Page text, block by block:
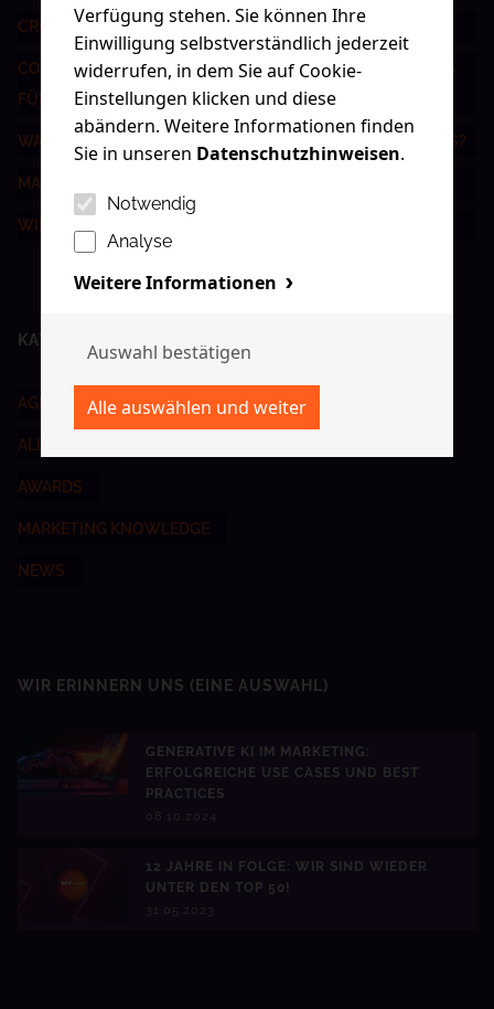
CROSSMEDIALE KOMMUNIKATION ALS ERFOLGSFAKTOR
CONTENT-STRATEGIE LEICHT GEMACHT: DIE BESTEN TIPPS
FÜR NACHHALTIGEN ERFOLG
WAS IST DIGITAL ADVERTISING UND WIE FUNKTIONIERT ES?
MARKE VS BRANDING - WAS IST DER UNTERSCHIED?
WIR SIND IM WIRTSCHAFTSFORUM!
KATEGORIEN
AGENTUR
ALLGEMEIN
AWARDS
MARKETING KNOWLEDGE
NEWS
WIR ERINNERN UNS (EINE AUSWAHL)
GENERATIVE KI IM MARKETING:
ERFOLGREICHE USE CASES UND BEST
PRACTICES
08.10.2024
12 JAHRE IN FOLGE: WIR SIND WIEDER
UNTER DEN TOP 50!
31.05.2023
Verfügung stehen. Sie können Ihre
Einwilligung selbstverständlich jederzeit
widerrufen, in dem Sie auf Cookie-
Einstellungen klicken und diese
abändern. Weitere Informationen finden
Sie in unseren Datenschutzhinweisen.
Notwendig
Analyse
Weitere Informationen